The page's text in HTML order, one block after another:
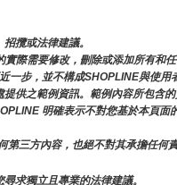
攬或法律建議。
際需要修改，刪除或添加所有和
一步，並不構成SHOPLINE與使用
供之範例資訊。範例內容所包含
明確表示不對您基於本頁
三方內容，也絕不對其承擔任何責
求獨立且專業的法律建議。